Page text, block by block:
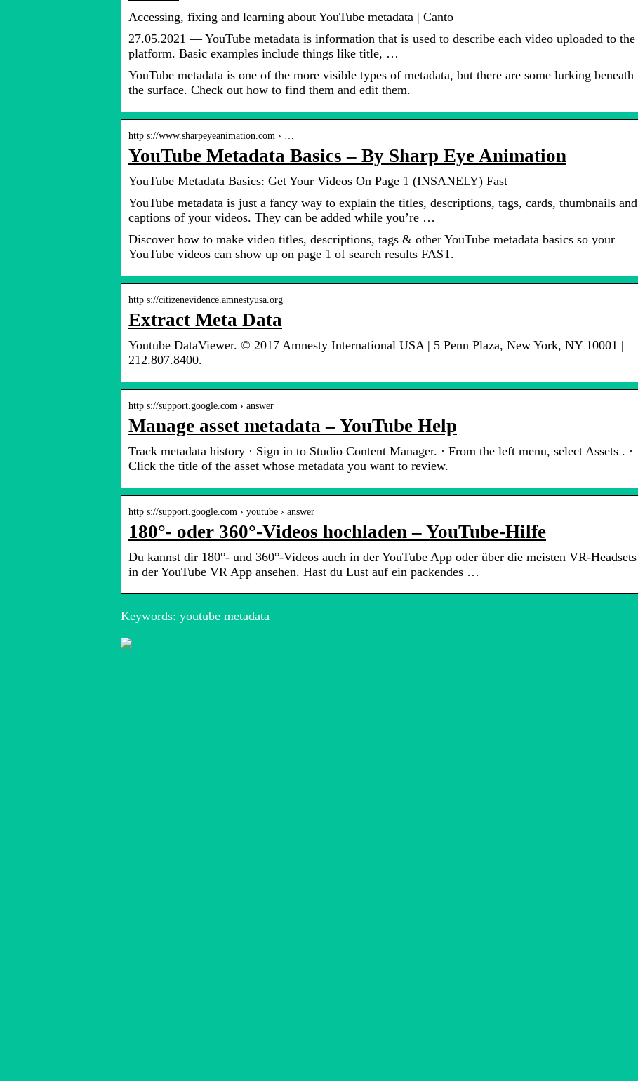
Accessing, fixing and learning about YouTube metadata | Canto
27.05.2021 — YouTube metadata is information that is used to describe each video uploaded to the
platform. Basic examples include things like title, …
YouTube metadata is one of the more visible types of metadata, but there are some lurking beneath
the surface. Check out how to find them and edit them.
http s://www.sharpeyeanimation.com › …
YouTube Metadata Basics – By Sharp Eye Animation
YouTube Metadata Basics: Get Your Videos On Page 1 (INSANELY) Fast
YouTube metadata is just a fancy way to explain the titles, descriptions, tags, cards, thumbnails and
captions of your videos. They can be added while you’re …
Discover how to make video titles, descriptions, tags & other YouTube metadata basics so your
YouTube videos can show up on page 1 of search results FAST.
http s://citizenevidence.amnestyusa.org
Extract Meta Data
Youtube DataViewer. © 2017 Amnesty International USA | 5 Penn Plaza, New York, NY 10001 |
212.807.8400.
http s://support.google.com › answer
Manage asset metadata – YouTube Help
Track metadata history · Sign in to Studio Content Manager. · From the left menu, select Assets . ·
Click the title of the asset whose metadata you want to review.
http s://support.google.com › youtube › answer
180°- oder 360°-Videos hochladen – YouTube-Hilfe
Du kannst dir 180°- und 360°-Videos auch in der YouTube App oder über die meisten VR-Headsets
in der YouTube VR App ansehen. Hast du Lust auf ein packendes …
Keywords: youtube metadata